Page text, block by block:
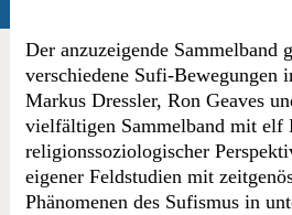
Der anzuzeigende Sammelband
verschiedene Sufi-Bewegungen
Markus Dressler, Ron Geaves
vielfältigen Sammelband mit elf
religionssoziologischer
eigener Feldstudien mit
Phänomenen des Sufismus in